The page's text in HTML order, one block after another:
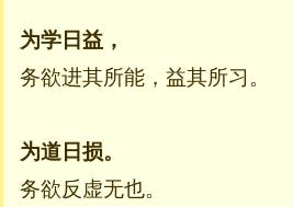
为学日益，
务欲进其所能，益其所习。
为道日损。
务欲反虚无也。